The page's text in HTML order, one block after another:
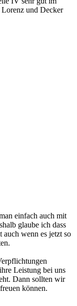
und Decker
einfach auch mit
glaube ich dass
wenn es jetzt so
Leistung bei uns
Dann sollten wir
können.